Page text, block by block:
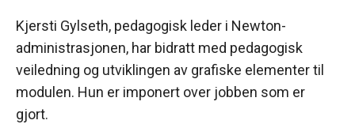
Kjersti Gylseth, pedagogisk leder i Newton-
administrasjonen, har bidratt med pedagogisk
veiledning og utviklingen av grafiske elementer til
modulen. Hun er imponert over jobben som er
gjort.